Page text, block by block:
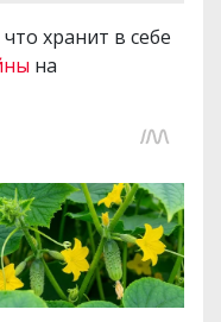
хранит в себе
на